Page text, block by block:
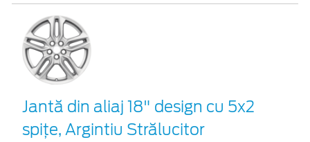
Jantă din aliaj 18" design cu 5x2
spiţe, Argintiu Strălucitor